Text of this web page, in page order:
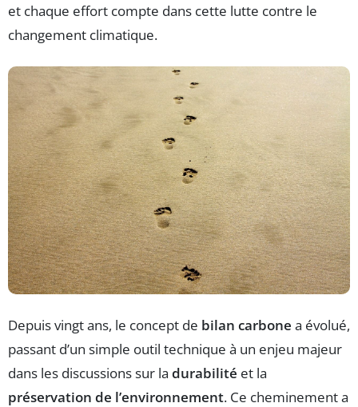
et chaque effort compte dans cette lutte contre le
changement climatique.
Depuis vingt ans, le concept de bilan carbone a évolué,
passant d’un simple outil technique à un enjeu majeur
dans les discussions sur la durabilité et la
préservation de l’environnement. Ce cheminement a